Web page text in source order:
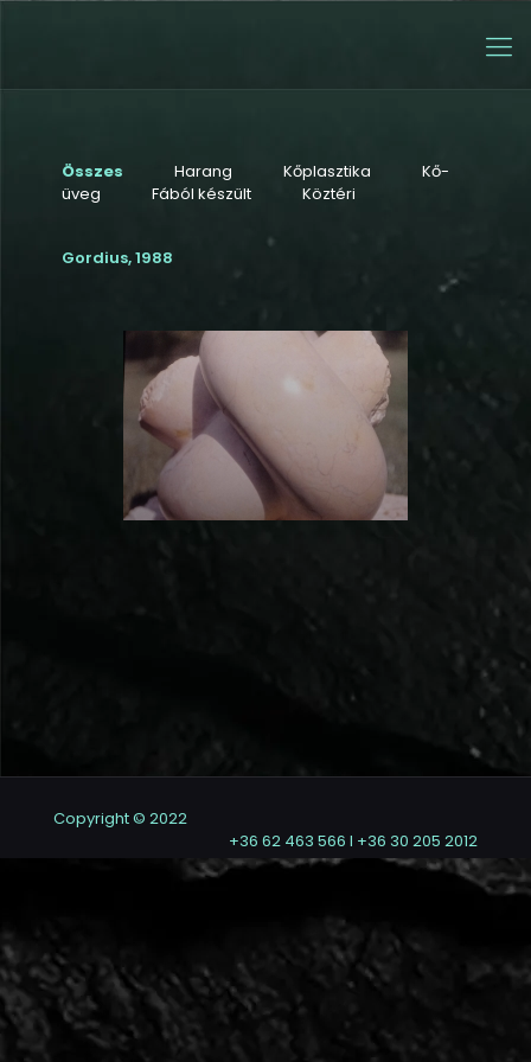
Összes Harang Kőplasztika
Kő-
üveg
Fából készült Köztéri
Gordius, 1988
Copyright © 2022
+36 62 463 566 I +36 30 205 2012